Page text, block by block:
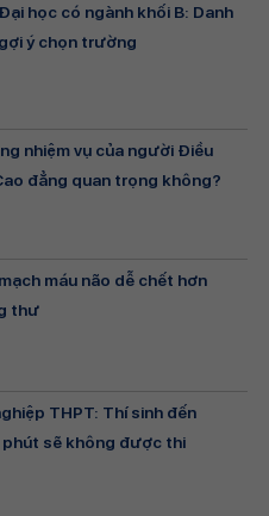
học có ngành khối B: Danh
ý chọn trường
nhiệm vụ của người Điều
đẳng quan trọng không?
máu não dễ chết hơn
thư
THPT: Thí sinh đến
phút sẽ không được thi